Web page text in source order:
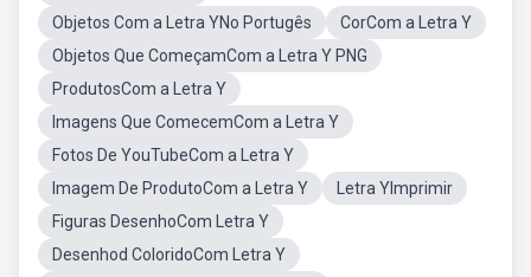
Objetos Com a Letra YNo Portugês
CorCom a Letra Y
Objetos Que ComeçamCom a Letra Y PNG
ProdutosCom a Letra Y
Imagens Que ComecemCom a Letra Y
Fotos De YouTubeCom a Letra Y
Imagem De ProdutoCom a Letra Y
Letra YImprimir
Figuras DesenhoCom Letra Y
Desenhod ColoridoCom Letra Y